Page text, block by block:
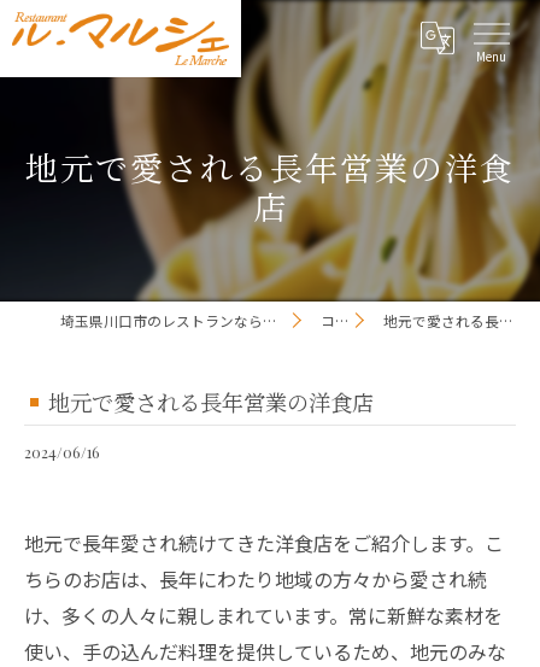
地元で愛される長年営業の洋食
店
埼玉県川口市のレストランならレストラン ル・マルシェ コラム 地元で愛される長年営業の洋食店
地元で愛される長年営業の洋食店
2024/06/16
地元で長年愛され続けてきた洋食店をご紹介します。こ
ちらのお店は、長年にわたり地域の方々から愛され続
け、多くの人々に親しまれています。常に新鮮な素材を
使い、手の込んだ料理を提供しているため、地元のみな